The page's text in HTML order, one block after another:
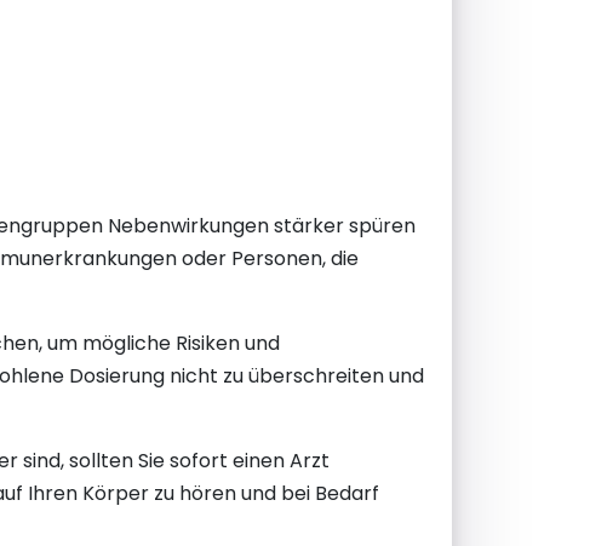
Nebenwirkungen stärker spüren
oder Personen, die
um mögliche Risiken und
Dosierung nicht zu überschreiten und
sind, sollten Sie sofort einen Arzt
Ihren Körper zu hören und bei Bedarf